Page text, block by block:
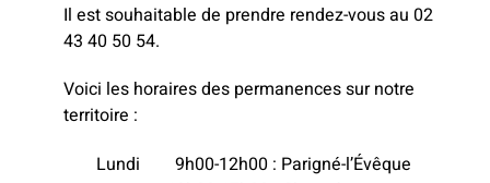
Il est souhaitable de prendre rendez-vous au 02
43 40 50 54.
Voici les horaires des permanences sur notre
territoire :
Lundi 9h00-12h00 : Parigné-l’Évêque